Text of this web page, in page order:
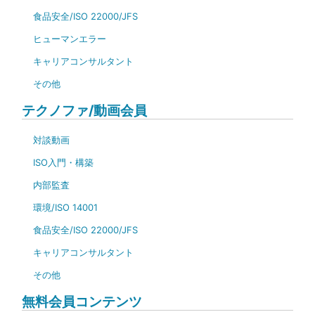
食品安全/ISO 22000/JFS
ヒューマンエラー
キャリアコンサルタント
その他
テクノファ/動画会員
対談動画
ISO入門・構築
内部監査
環境/ISO 14001
食品安全/ISO 22000/JFS
キャリアコンサルタント
その他
無料会員コンテンツ